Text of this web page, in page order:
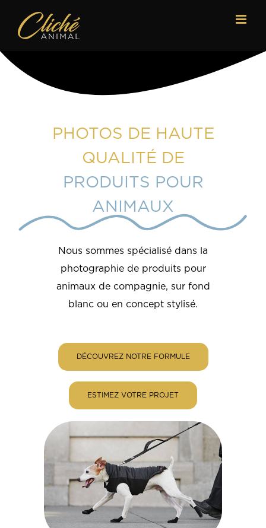
PHOTOS DE HAUTE
QUALITÉ DE
PRODUITS POUR
ANIMAUX
Nous sommes spécialisé dans la
photographie de produits pour
animaux de compagnie, sur fond
blanc ou en concept stylisé.
DÉCOUVREZ NOTRE FORMULE
ESTIMEZ VOTRE PROJET